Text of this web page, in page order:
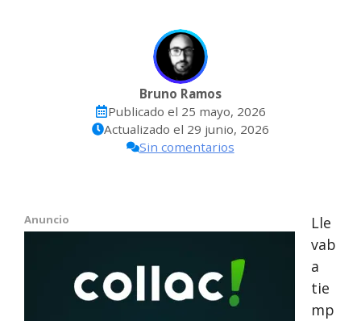
Bruno Ramos
Publicado el 25 mayo, 2026
Actualizado el 29 junio, 2026
Sin comentarios
Anuncio
Lle
vab
a
tie
mp